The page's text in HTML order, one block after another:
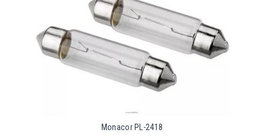
Monacor PL-2418